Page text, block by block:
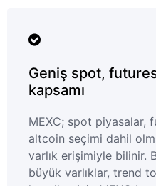
Geniş spot,
kapsamı
MEXC; spot piyasalar,
altcoin seçimi dahil
varlık erişimiyle bilinir.
büyük varlıklar, trend